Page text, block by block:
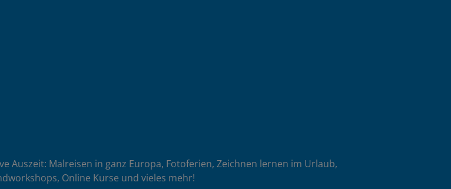
Auszeit: Malreisen in ganz Europa, Fotoferien, Zeichnen lernen im Urlaub,
Online Kurse und vieles mehr!